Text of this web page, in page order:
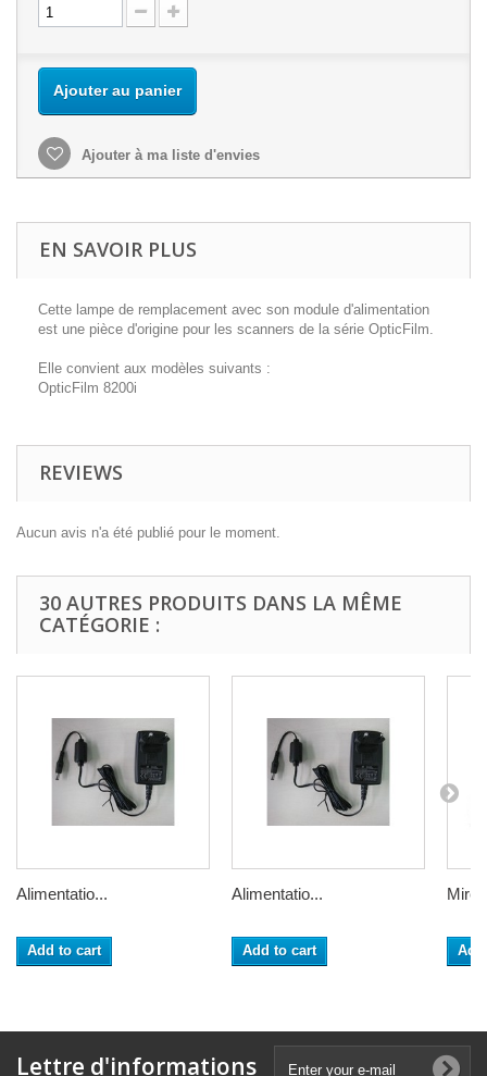
Ajouter au panier
Ajouter à ma liste d'envies
EN SAVOIR PLUS
Cette lampe de remplacement avec son module d'alimentation
est une pièce d'origine pour les scanners de la série OpticFilm.
Elle convient aux modèles suivants :
OpticFilm 8200i
REVIEWS
Aucun avis n'a été publié pour le moment.
30 AUTRES PRODUITS DANS LA MÊME
CATÉGORIE :
Alimentatio...
Add to cart
Alimentatio...
Add to cart
Mire
Lettre d'informations